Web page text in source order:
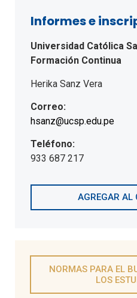
Informes e
Universidad Católica
Formación Continua
Herika Sanz Vera
Correo:
hsanz@ucsp.edu.pe
Teléfono:
933 687 217
AGREGAR AL
NORMAS PARA EL
LOS